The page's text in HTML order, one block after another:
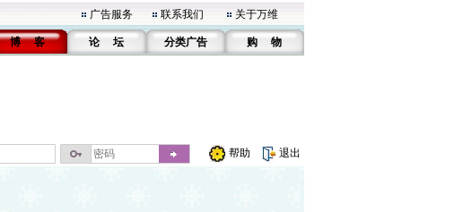
广告服务 联系我们 关于万维
博 客 论 坛 分类广告 购 物
帮助 退出